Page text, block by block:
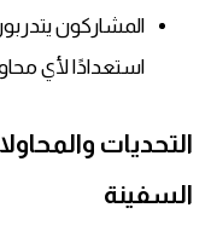
المشاركون
استعدادًا لأي
التحديات
السفينة